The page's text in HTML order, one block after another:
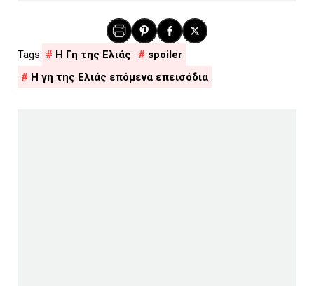
H Γη της Ελιάς
spoiler
Η γη της Ελιάς επόμενα επεισόδια